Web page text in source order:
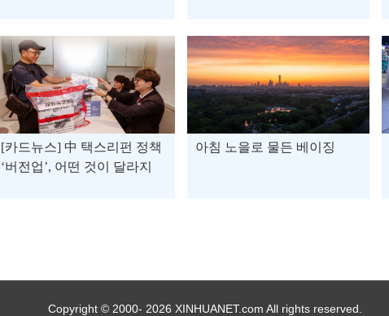
[카드뉴스] 中 택스리펀 정책
‘버전업’, 어떤 것이 달라지
아침 노을로 물든 베이징
Copyright © 2000- 2026 XINHUANET.com All rights reserved.